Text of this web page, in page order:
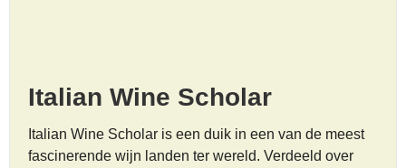
Italian Wine Scholar
Italian Wine Scholar is een duik in een van de meest
fascinerende wijn landen ter wereld. Verdeeld over